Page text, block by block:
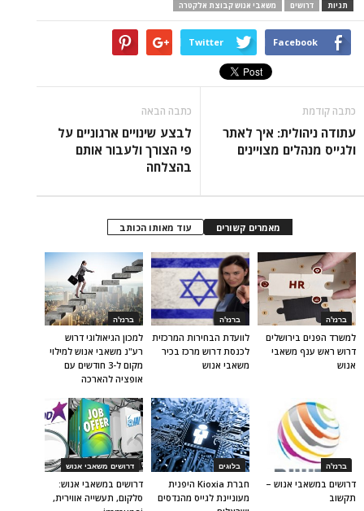
תגיות דרושים משאבי אנוש קבוצת אלקטרה
Facebook
Twitter
כתבה קודמת
עתודה ניהולית: איך לאתר
ולגייס מנהלים מצויינים
כתבה הבאה
לבצע שינויים ארגוניים על
פי הצורך ולעבור אותם
בהצלחה
מאמרים קשורים עוד מאותו הכותב
ברנז'ה
למכון הגיאולוגי דרוש
רע"נ משאבי אנוש למילוי
מקום ל-3 חודשים עם
אופציה להארכה
ברנז'ה
לוועדת הבחירות המרכזית
לכנסת דרוש מרכז בכיר
משאבי אנוש
ברנז'ה
למשרד הפנים בירושלים
דרוש ראש ענף משאבי
אנוש
דרושים משאבי אנוש
דרושים במשאבי אנוש:
סלקום, תעשייה אווירית,
בלוגים
חברת Kioxia היפנית
מעוניינת לגייס מהנדסים
ברנז'ה
דרושים במשאבי אנוש –
תקשוב